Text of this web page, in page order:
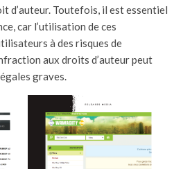
d’auteur. Toutefois, il est essentiel
car l’utilisation de ces
à des risques de
aux droits d’auteur peut
graves.